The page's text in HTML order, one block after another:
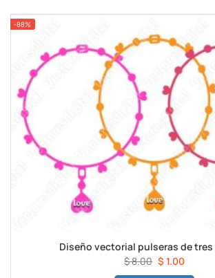
-88%
Diseño vectorial pulseras de
$8.00 El
precio
$ 1.00El
precio